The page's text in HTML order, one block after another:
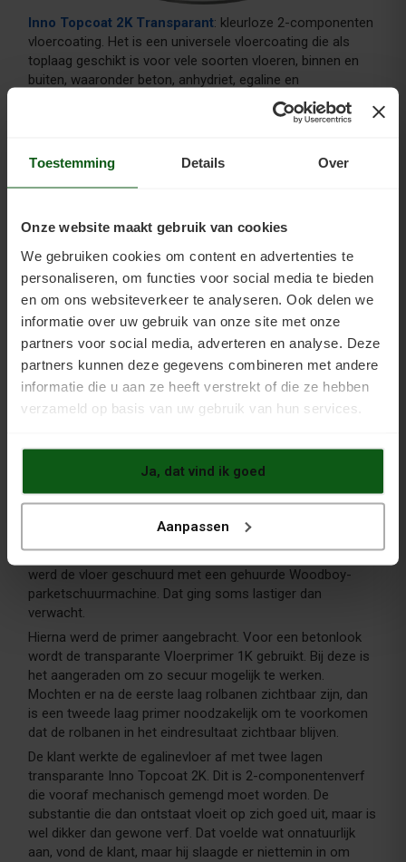
Toestemming Details Over
Onze website maakt gebruik van cookies
We gebruiken cookies om content en advertenties te
personaliseren, om functies voor social media te bieden
en om ons websiteverkeer te analyseren. Ook delen we
informatie over uw gebruik van onze site met onze
partners voor social media, adverteren en analyse. Deze
partners kunnen deze gegevens combineren met andere
informatie die u aan ze heeft verstrekt of die ze hebben
verzameld op basis van uw gebruik van hun services.
Ja, dat vind ik goed
Aanpassen
Inno Topcoat 2K Transparant: kleurloze 2-componenten
vloercoating. Het is een universele vloercoating die als
toplaag geschikt is voor vele soorten vloeren, binnen en
buiten, waaronder beton, anhydriet, egaline en
zandcement. Watergedragen en oplosmiddelvrij, op basis
van polyurethanen (PU). Deze coating is ook geschikt voor
zonlicht op komt. Maakt het oppervlak vloeistofdicht,
stofvrij, is slijtvast, vergeelt niet, is UV-bestendig, bestand
tegen weekmakers, laat damp door en heeft geen moeite
Egaline coaten kan ook met dekkende verf. Gebruik dan de
kleurenversie van de Topcoat 2K en combineer deze dan
met de Vloerprimer 2K. U vindt devloercoatings in onze
webshop.
Egalinevloer verven: transparante
De klant heeft, na bij Vloeren Coatings advies te hebben
ingewonnen, al het schilderwerk zelf uitgevoerd. Eerst
werd de vloer geschuurd met een gehuurde Woodboy-
parketschuurmachine. Dat ging soms lastiger dan
verwacht.
Hierna werd de primer aangebracht. Voor een betonlook
wordt de transparante Vloerprimer 1K gebruikt. Bij deze is
het aangeraden om zo secuur mogelijk te werken.
Mochten er na de eerste laag rolbanen zichtbaar zijn, dan
is een tweede laag primer noodzakelijk om te voorkomen
dat de rolbanen in het eindresultaat zichtbaar blijven.
De klant werkte de egalinevloer af met twee lagen
transparante Inno Topcoat 2K. Dit is 2-componentenverf
die vooraf mechanisch gemengd moet worden. De
substantie die dan ontstaat vloeit op zich goed uit, maar is
wel dikker dan gewone verf. Dat voelde wat onnatuurlijk
aan, vond de klant, maar hij slaagde er niettemin in om